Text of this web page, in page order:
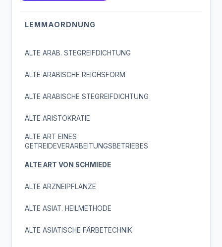
LEMMAORDNUNG
ALTE ARAB. STEGREIFDICHTUNG
ALTE ARABISCHE REICHSFORM
ALTE ARABISCHE STEGREIFDICHTUNG
ALTE ARISTOKRATIE
ALTE ART EINES
GETREIDEVERARBEITUNGSBETRIEBES
ALTE ART VON SCHMIEDE
ALTE ARZNEIPFLANZE
ALTE ASIAT. HEILMETHODE
ALTE ASIATISCHE FÄRBETECHNIK